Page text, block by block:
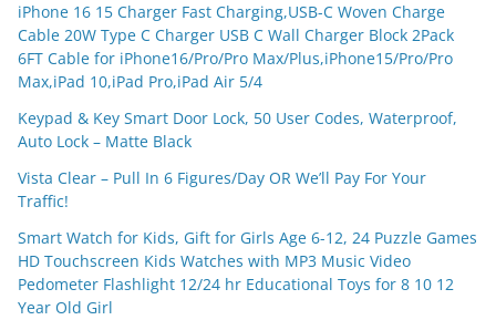
iPhone 16 15 Charger Fast Charging,USB-C Woven Charge
Cable 20W Type C Charger USB C Wall Charger Block 2Pack
6FT Cable for iPhone16/Pro/Pro Max/Plus,iPhone15/Pro/Pro
Max,iPad 10,iPad Pro,iPad Air 5/4
Keypad & Key Smart Door Lock, 50 User Codes, Waterproof,
Auto Lock – Matte Black
Vista Clear – Pull In 6 Figures/Day OR We’ll Pay For Your
Traffic!
Smart Watch for Kids, Gift for Girls Age 6-12, 24 Puzzle Games
HD Touchscreen Kids Watches with MP3 Music Video
Pedometer Flashlight 12/24 hr Educational Toys for 8 10 12
Year Old Girl